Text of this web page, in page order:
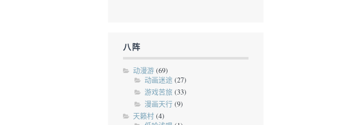
八阵
动漫游(69)
动画迷途(27)
游戏苦旅(33)
漫画天行(9)
天籁村(4)